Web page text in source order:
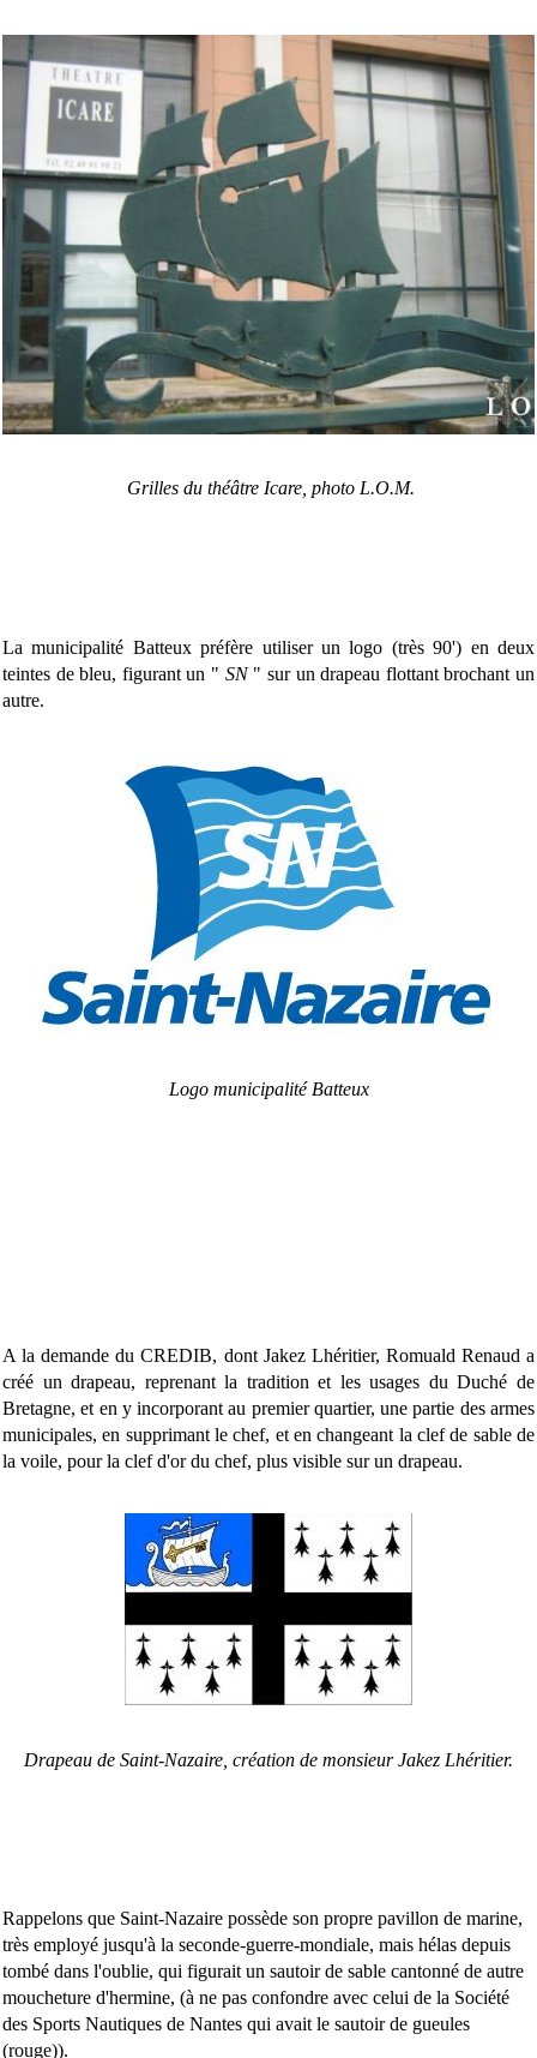
Grilles du théâtre Icare, photo L.O.M.
La municipalité Batteux préfère utiliser un logo (très 90') en deux
teintes de bleu, figurant un " SN" sur un drapeau flottant brochant un
autre.
Logo municipalité Batteux
A la demande du CREDIB, dont Jakez Lhéritier, Romuald Renaud a
créé un drapeau, reprenant la tradition et les usages du Duché de
Bretagne, et en y incorporant au premier quartier, une partie des armes
municipales, en supprimant le chef, et en changeant la clef de sable de
la voile, pour la clef d'or du chef, plus visible sur un drapeau.
Drapeau de Saint-Nazaire, création de monsieur Jakez Lhéritier.
Rappelons que Saint-Nazaire possède son propre pavillon de marine,
très employé jusqu'à la seconde-guerre-mondiale, mais hélas depuis
tombé dans l'oublie, qui figurait un sautoir de sable cantonné de autre
moucheture d'hermine, (à ne pas confondre avec celui de la Société
des Sports Nautiques de Nantes qui avait le sautoir de gueules
(rouge)).